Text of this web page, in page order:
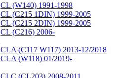
CL (W140) 1991-1998
CL (C215 1DIN) 1999-2005
CL (C215 2DIN) 1999-2005
CL (C216) 2006-
CLA (C117 W117) 2013-12/2018
CLA (W118) 01/2019-
CLC (CL203) 2008-2011